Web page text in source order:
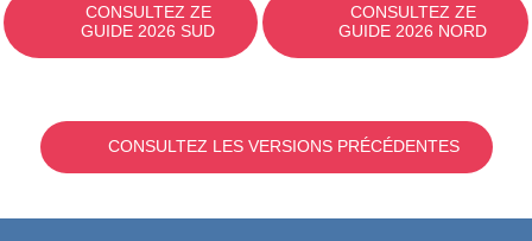
CONSULTEZ ZE
GUIDE 2026 SUD
CONSULTEZ ZE
GUIDE 2026 NORD
CONSULTEZ LES VERSIONS PRÉCÉDENTES